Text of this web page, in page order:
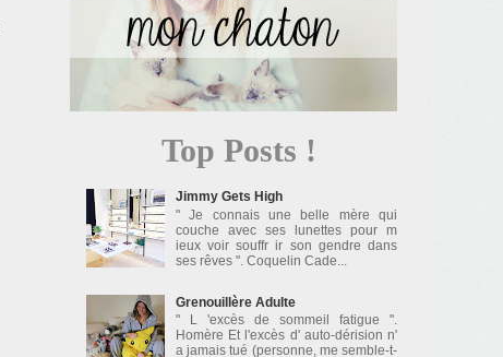
Top Posts !
Jimmy Gets High
" Je connais une belle mère qui
couche avec ses lunettes pour m
ieux voir souffr ir son gendre dans
ses rêves ". Coquelin Cade...
Grenouillère Adulte
" L 'excès de sommeil fatigue ".
Homère Et l'excès d' auto-dérision n'
a jamais tué (personne, me semble-t-